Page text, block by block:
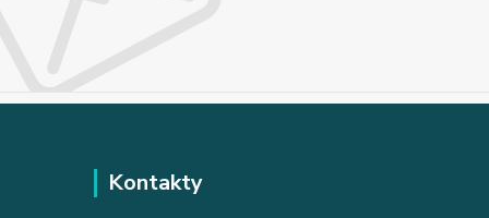
Kontakty